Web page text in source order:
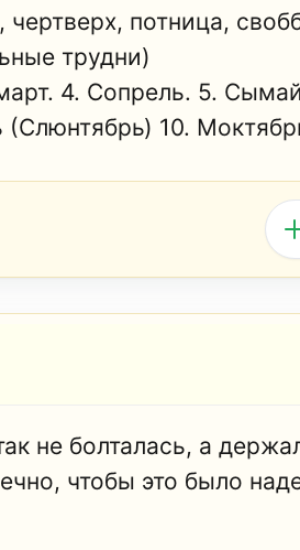
потница,
трудни)
4. Сопрель. 5.
10.
не болталась, а
чтобы это было